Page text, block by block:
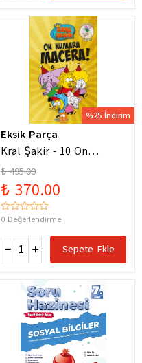
%25 İndirim
Eksik Parça
Kral Şakir - 10 On
Numara Macera Ciltli
₺ 495.00
₺ 370.00
0 Değerlendirme
Sepete Ekle